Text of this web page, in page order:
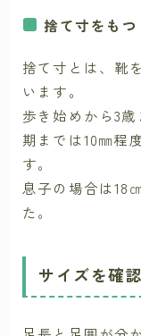
捨て寸をもつ
捨て寸とは、靴
います。
歩き始めから3
期までは10㎜程
す。
息子の場合は18
た。
サイズを確認